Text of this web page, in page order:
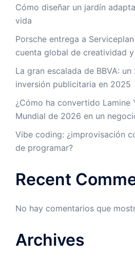
Cómo diseñar un jardín
vida
Porsche entrega a
cuenta global de creatividad
La gran escalada de BBVA:
inversión publicitaria en 2025
¿Cómo ha convertido Lamine
Mundial de 2026 en un
Vibe coding: ¿improvisación
de programar?
Recent
No hay comentarios que
Archives